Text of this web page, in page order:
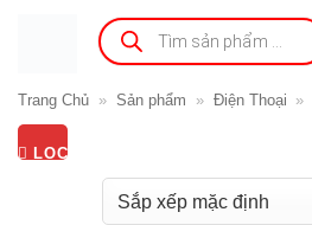
dung
Tìm
kiếm
sản
phẩm
Trang Chủ » Sản phẩm » Điện Thoại »
LỌC